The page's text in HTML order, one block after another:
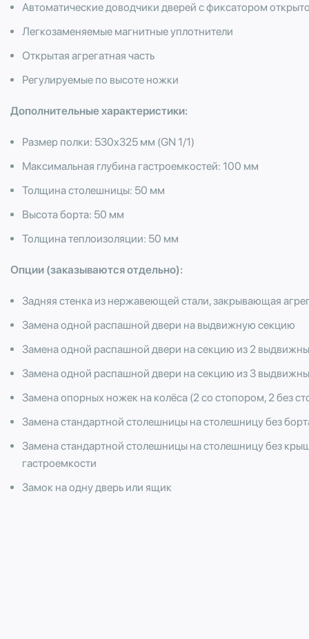
Автоматические доводчики дверей с фиксатором
Легкозаменяемые магнитные уплотнители
Открытая агрегатная часть
Регулируемые по высоте ножки
Дополнительные характеристики:
Размер полки: 530х325 мм (GN 1/1)
Максимальная глубина гастроемкостей: 100 мм
Толщина столешницы: 50 мм
Высота борта: 50 мм
Толщина теплоизоляции: 50 мм
Опции (заказываются отдельно):
Задняя стенка из нержавеющей стали, закрывающая
Замена одной распашной двери на выдвижную секцию
Замена одной распашной двери на секцию из 2
Замена одной распашной двери на секцию из 3
Замена опорных ножек на колёса (2 со стопором, 2 без
Замена стандартной столешницы на столешницу без
Замена стандартной столешницы на столешницу без
гастроемкости
Замок на одну дверь или ящик